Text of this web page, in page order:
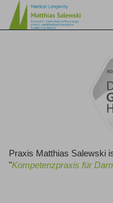
Praxis Matthias Salewski
"Kompetenzpraxis für